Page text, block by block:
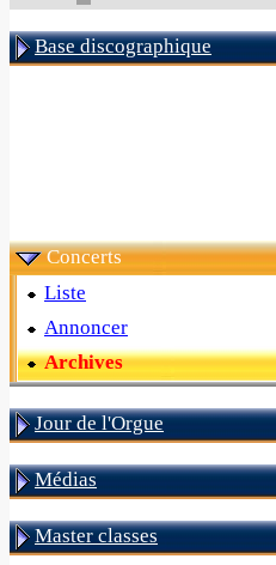
Base discographique
Concerts
Liste
Annoncer
Archives
Jour de l'Orgue
Médias
Master classes